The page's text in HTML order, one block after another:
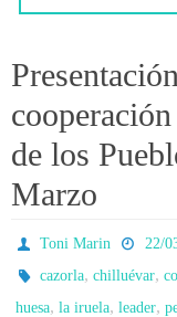
de los
Marzo
Toni Marin 22/
cazorla,chilluévar,
huesa, la iruela, leader,